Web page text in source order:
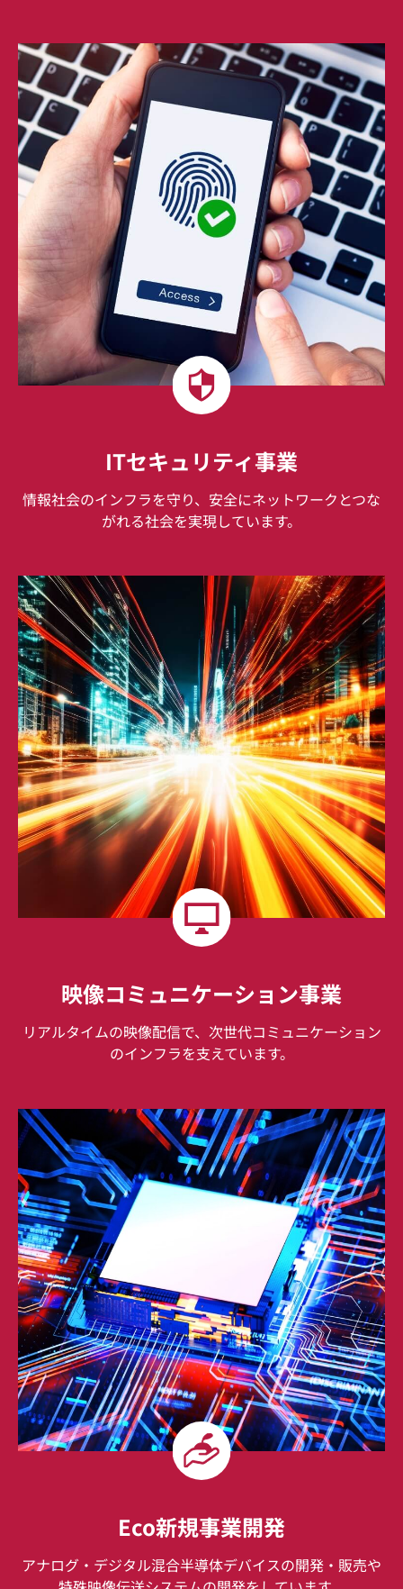
ITセキュリティ事業
情報社会のインフラを守り、安全にネットワークとつな
がれる社会を実現しています。
映像コミュニケーション事業
リアルタイムの映像配信で、次世代コミュニケーション
のインフラを支えています。
Eco新規事業開発
アナログ・デジタル混合半導体デバイスの開発・販売や